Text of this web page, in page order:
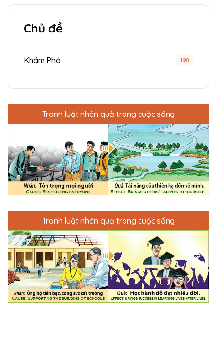
Chủ đề
Khám Phá 198
Tranh luật nhân quả trong cuộc sống
Tranh luật nhân quả trong cuộc sống